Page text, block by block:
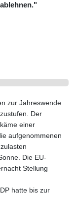
zur Jahreswende
Der
einer
aufgenommenen
Die EU-
Stellung
hatte bis zur